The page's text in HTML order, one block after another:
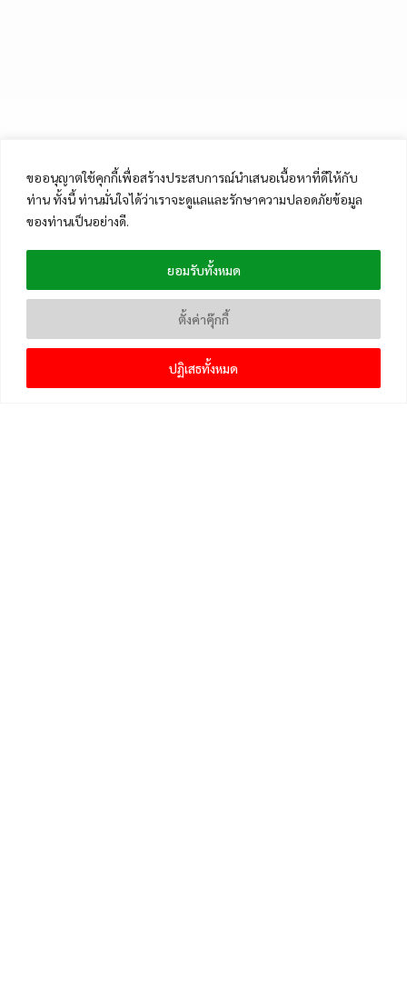
ขออนุญาตใช้คุกกี้เพื่อสร้างประสบการณ์นำเสนอเนื้อหาที่ดีให้กับ
ท่าน ทั้งนี้ ท่านมั่นใจได้ว่าเราจะดูแลและรักษาความปลอดภัยข้อมูล
ของท่านเป็นอย่างดี.
ตั้งค่าคุ๊กกี้
ปฏิเสธทั้งหมด
ยอมรับทั้งหมด